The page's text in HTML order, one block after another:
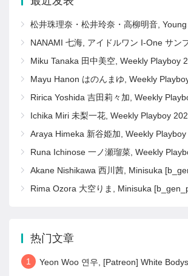
松井珠理奈・松井玲奈・高柳明音, Young Animal 2011 No.11 (ヤング
NANAMI 七海, アイドルワン I-One サンプル版 おし
Miku Tanaka 田中美空, Weekly Playboy 2025 No.16 (週刊プレ
Mayu Hanon はのんまゆ, Weekly Playboy 2025 No.16 (週刊プレ
Ririca Yoshida 吉田莉々加, Weekly Playboy 2025 No.16 (週刊プレ
Ichika Miri 未梨一花, Weekly Playboy 2025 No.16 (週刊プレ
Araya Himeka 新谷姫加, Weekly Playboy 2025 No.16 (週刊プレ
Runa Ichinose 一ノ瀬瑠菜, Weekly Playboy 2025 No.16 (週刊プレ
Akane Nishikawa 西川茜, Minisuka
Rima Ozora 大空りま, Minisuka
热门文章
1 Yeon Woo 연우, [Patreon] White